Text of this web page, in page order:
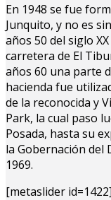
En 1948 se fue
Junquito, y no es
años 50 del siglo
carretera de El
años 60 una parte
hacienda fue
de la reconocida y
Park, la cual paso
Posada, hasta su
la Gobernación del
1969.
[metaslider id=1422]